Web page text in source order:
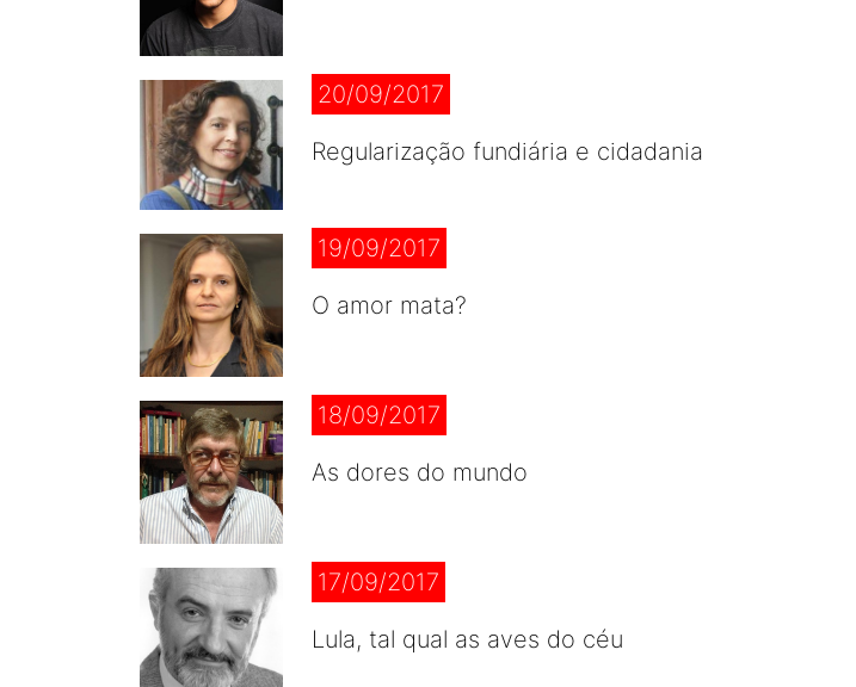
20/09/2017
Regularização fundiária e cidadania
19/09/2017
O amor mata?
18/09/2017
As dores do mundo
17/09/2017
Lula, tal qual as aves do céu